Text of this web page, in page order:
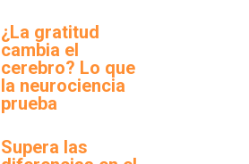
¿La gratitud
cambia el
cerebro? Lo que
la neurociencia
prueba
Supera las